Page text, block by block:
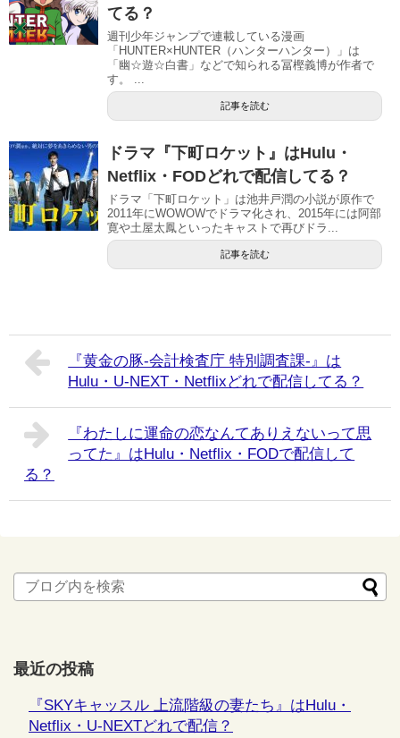
てる？
週刊少年ジャンプで連載している漫画
「HUNTER×HUNTER（ハンターハンター）」は
「幽☆遊☆白書」などで知られる冨樫義博が作者で
す。 ...
記事を読む
ドラマ『下町ロケット』はHulu・
Netflix・FODどれで配信してる？
ドラマ「下町ロケット」は池井戸潤の小説が原作で
2011年にWOWOWでドラマ化され、2015年には阿部
寛や土屋太鳳といったキャストで再びドラ...
記事を読む
『黄金の豚-会計検査庁 特別調査課-』は
Hulu・U-NEXT・Netflixどれで配信してる？
『わたしに運命の恋なんてありえないって思
ってた』はHulu・Netflix・FODで配信して
る？
最近の投稿
『SKYキャッスル 上流階級の妻たち』はHulu・
Netflix・U-NEXTどれで配信？